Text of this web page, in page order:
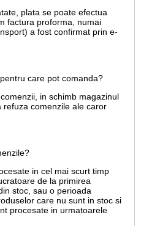
plata se poate efectua
factura proforma, numai
a fost confirmat prin e-
care pot comanda?
in schimb magazinul
comenzile ale caror
in cel mai scurt timp
de la primirea
stoc, sau o perioada
care nu sunt in stoc si
procesate in urmatoarele